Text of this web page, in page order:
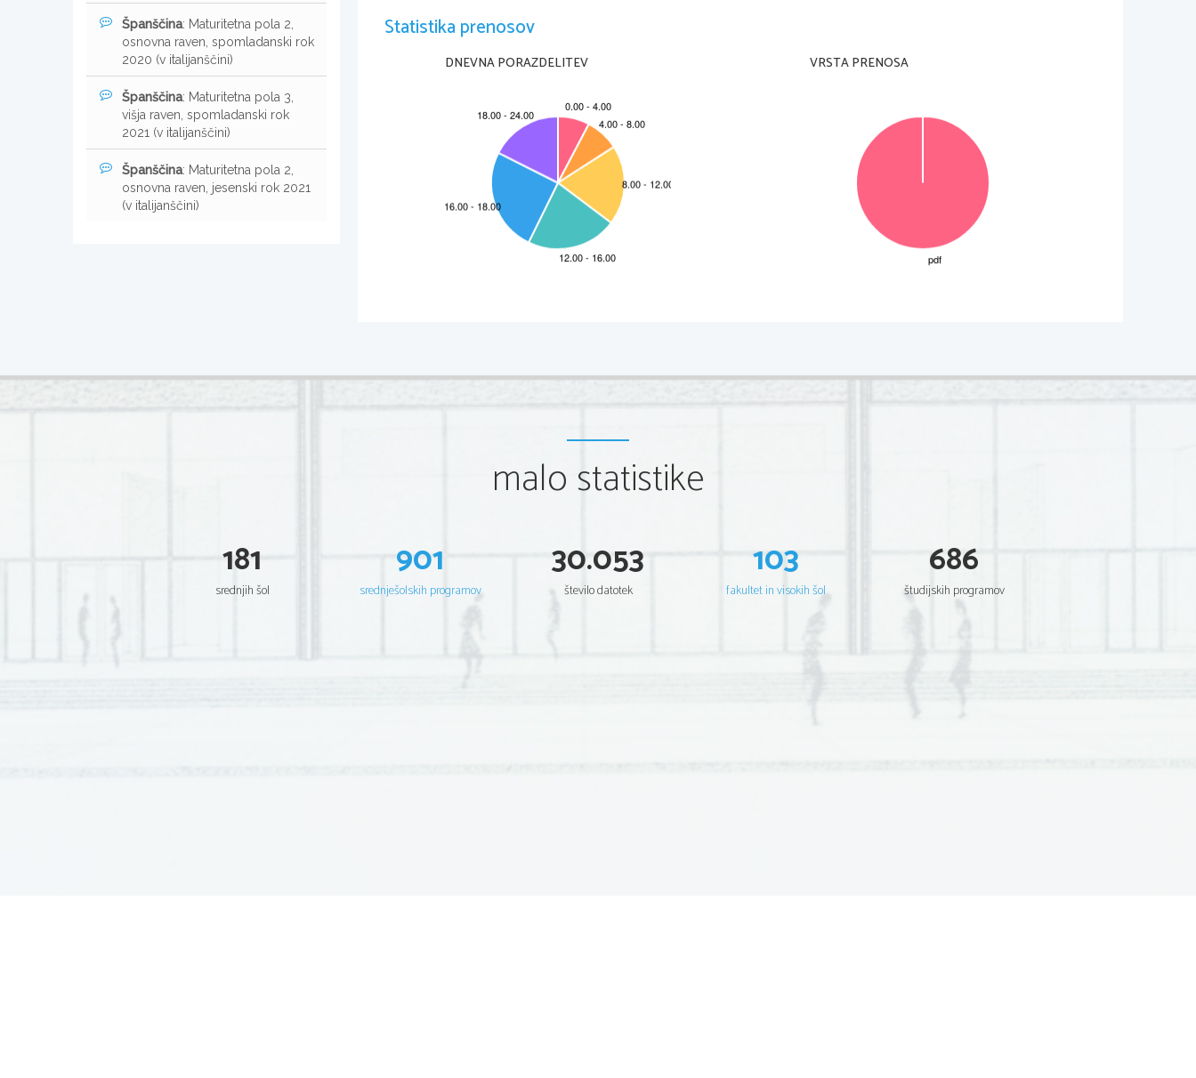
Statistika prenosov
DNEVNA PORAZDELITEV VRSTA PRENOSA
Španščina: Maturitetna pola 2,
osnovna raven, spomladanski rok
2020 (v italijanščini)
Španščina: Maturitetna pola 3,
višja raven, spomladanski rok
2021 (v italijanščini)
Španščina: Maturitetna pola 2,
osnovna raven, jesenski rok 2021
(v italijanščini)
malo statistike
181
srednjih šol
901
srednješolskih programov
30.053
število datotek
103
fakultet in visokih šol
686
študijskih programov